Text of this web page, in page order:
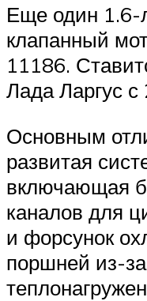
Еще один 1.6-
клапанный
11186.
Лада Ларгус с
Основным
развитая
включающая
каналов для
и форсунок
поршней из-